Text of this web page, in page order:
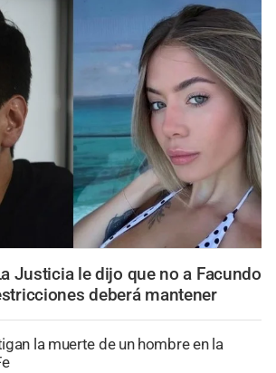
Justicia le dijo que no a Facundo
deberá mantener
la muerte de un hombre en la